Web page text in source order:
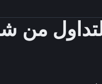
التداول